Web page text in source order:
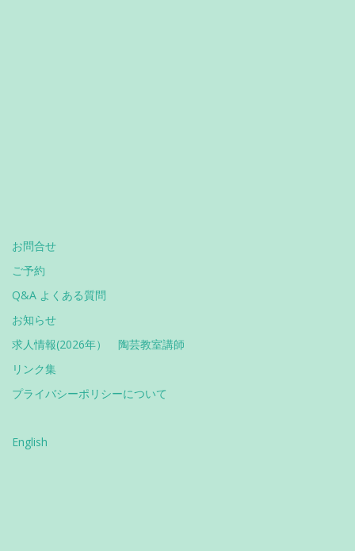
お問合せ
ご予約
Q&A よくある質問
お知らせ
求人情報(2026年） 陶芸教室講師
リンク集
プライバシーポリシーについて
English